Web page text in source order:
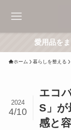
愛用品を
ホーム 暮らしを整える
エコ
S」が
感と
2024
4/10